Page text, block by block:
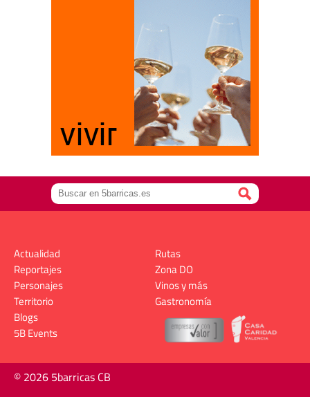
Actualidad
Reportajes
Personajes
Territorio
Rutas
Zona DO
Vinos y más
Gastronomía
Blogs
5B Events
© 2026 5barricas CB